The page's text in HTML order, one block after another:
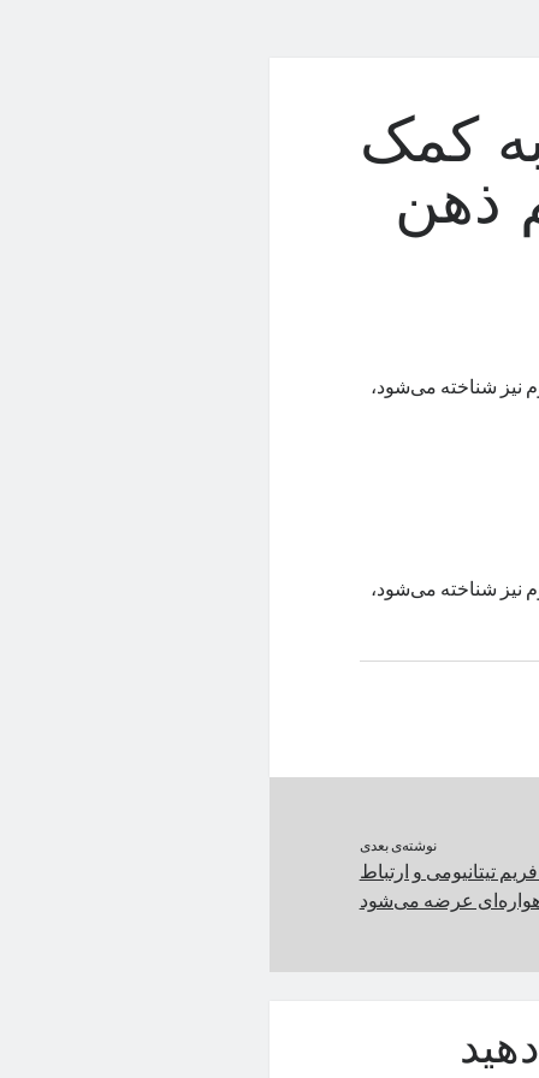
به کمک
ذهن
نیز شناخته می‌شود،
نیز شناخته می‌شود،
نوشته‌ی بعدی
پرو با فریم تیتانیومی و ارتباط
عرضه می‌شود